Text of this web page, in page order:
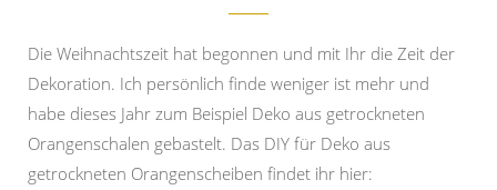
Die Weihnachtszeit hat begonnen und mit Ihr die Zeit der
Dekoration. Ich persönlich finde weniger ist mehr und
habe dieses Jahr zum Beispiel Deko aus getrockneten
Orangenschalen gebastelt. Das DIY für Deko aus
getrockneten Orangenscheiben findet ihr hier: